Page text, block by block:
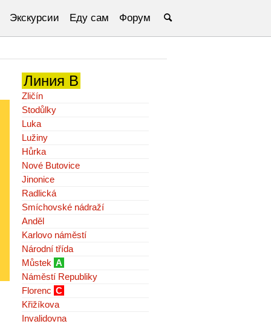
Экскурсии Еду сам Форум
Линия B
Zličín
Stodůlky
Luka
Lužiny
Hůrka
Nové Butovice
Jinonice
Radlická
Smíchovské nádraží
Anděl
Karlovo náměstí
Národní třída
Můstek A
Náměstí Republiky
Florenc C
Křižíkova
Invalidovna